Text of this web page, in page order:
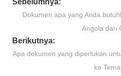
Sebelumnya:
Dokumen apa yang Anda
Angola dari
Berikutnya:
Apa dokumen yang diperlukan
ke